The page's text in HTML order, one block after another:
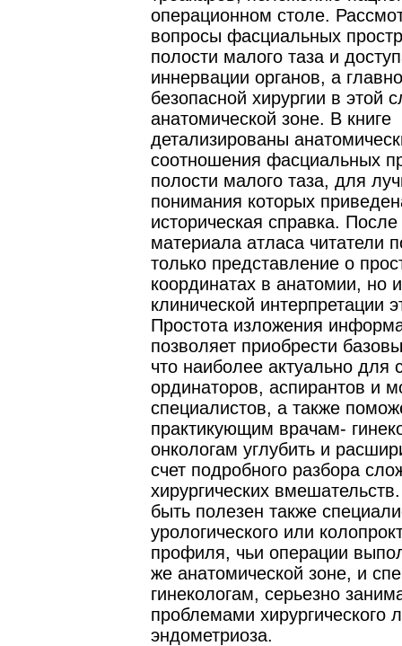
операционном столе.
вопросы фасциальных
полости малого таза и
иннервации органов, а
безопасной хирургии в этой
анатомической зоне. В книге
детализированы
соотношения фасциальных
полости малого таза, для
понимания которых
историческая справка. После
материала атласа читатели
только представление о
координатах в анатомии, но
клинической интерпретации
Простота изложения
позволяет приобрести
что наиболее актуально для
ординаторов, аспирантов и
специалистов, а также
практикующим врачам-
онкологам углубить и
счет подробного разбора
хирургических
быть полезен также
урологического или
профиля, чьи операции
же анатомической зоне, и
гинекологам, серьезно
проблемами хирургического
эндометриоза.